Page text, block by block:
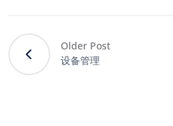
Older Post
设备管理